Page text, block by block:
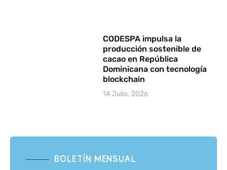
CODESPA impulsa la
producción sostenible de
cacao en República
Dominicana con tecnología
blockchain
14 Julio, 2026
BOLETÍN MENSUAL